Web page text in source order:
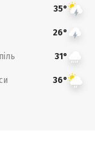
35°
26°
31°
36°